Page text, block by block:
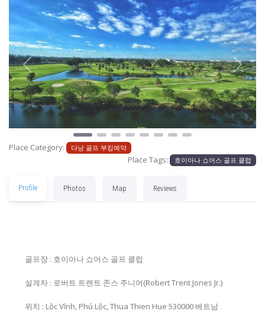
Previous Next
Place Category: 다낭 골프 부킹예약
Place Tags: 호이아나 쇼어스 골프 클럽
Profile Photos Map Reviews
골프장 : 호이아나 쇼어스 골프 클럽
설계자 : 로버트 트렌트 존스 주니어(Robert Trent Jones Jr.)
위치 : Lộc Vĩnh, Phú Lộc, Thua Thien Hue 530000 베트남